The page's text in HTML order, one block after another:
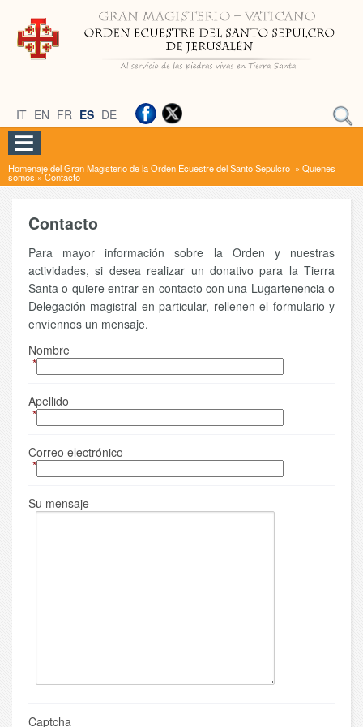
IT EN FR ES DE
Homenaje del Gran Magisterio de la Orden Ecuestre del Santo Sepulcro » Quienes
somos »Contacto
Contacto
Para mayor información sobre la Orden y nuestras
actividades, si desea realizar un donativo para la Tierra
Santa o quiere entrar en contacto con una Lugartenencia o
Delegación magistral en particular, rellenen el formulario y
envíennos un mensaje.
Nombre
*
Apellido
*
Correo electrónico
*
Su mensaje
Captcha